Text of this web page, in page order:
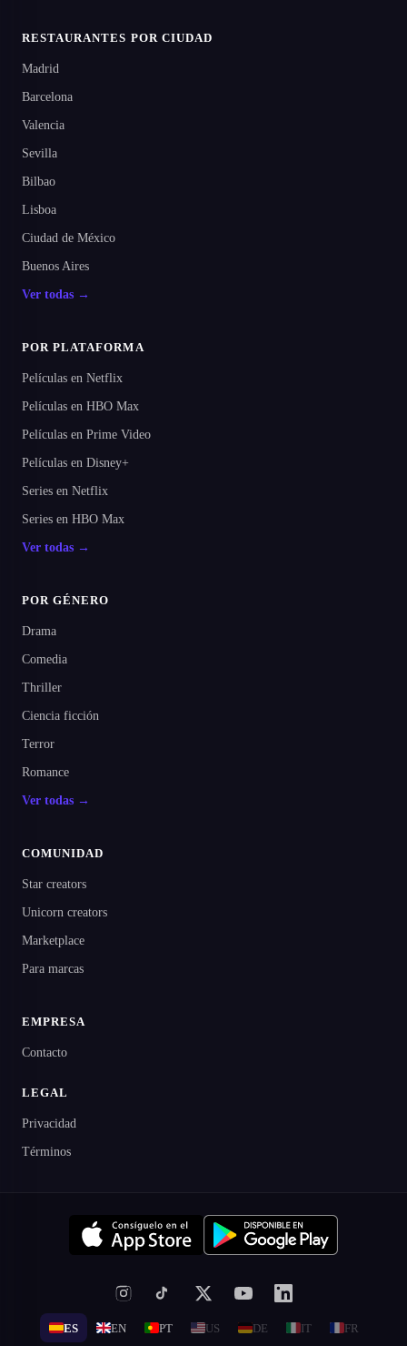
RESTAURANTES POR CIUDAD
Madrid
Barcelona
Valencia
Sevilla
Bilbao
Lisboa
Ciudad de México
Buenos Aires
Ver todas →
POR PLATAFORMA
Películas en Netflix
Películas en HBO Max
Películas en Prime Video
Películas en Disney+
Series en Netflix
Series en HBO Max
Ver todas →
POR GÉNERO
Drama
Comedia
Thriller
Ciencia ficción
Terror
Romance
Ver todas →
COMUNIDAD
Star creators
Unicorn creators
Marketplace
Para marcas
EMPRESA
Contacto
LEGAL
Privacidad
Términos
ES EN PT US DE IT FR